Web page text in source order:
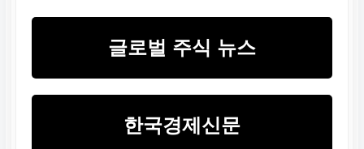
글로벌 주식 뉴스
한국경제신문